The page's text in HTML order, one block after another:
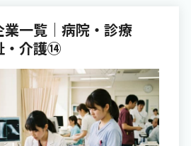
一覧｜病院・診療
・介護⑭